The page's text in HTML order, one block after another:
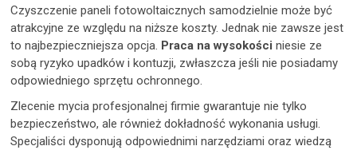
Czyszczenie paneli fotowoltaicznych samodzielnie może być
atrakcyjne ze względu na niższe koszty. Jednak nie zawsze jest
to najbezpieczniejsza opcja. Praca na wysokości niesie ze
sobą ryzyko upadków i kontuzji, zwłaszcza jeśli nie posiadamy
odpowiedniego sprzętu ochronnego.
Zlecenie mycia profesjonalnej firmie gwarantuje nie tylko
bezpieczeństwo, ale również dokładność wykonania usługi.
Specjaliści dysponują odpowiednimi narzędziami oraz wiedzą